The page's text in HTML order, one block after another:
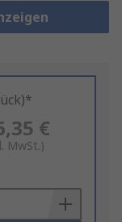
€
MwSt.)